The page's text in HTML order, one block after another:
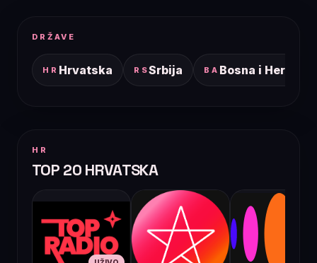
DRŽAVE
HR Hrvatska RSSrbija BA Bosna i
HR
TOP 20 HRVATSKA